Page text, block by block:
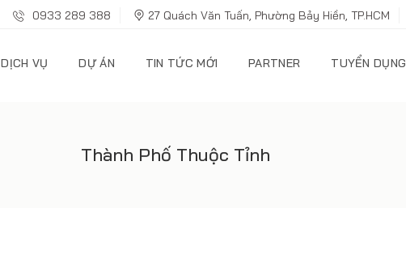
0933 289 388 27 Quách Văn Tuấn, Phường Bảy Hiền, TP.HCM
DỊCH VỤ DỰ ÁN TIN TỨC MỚI PARTNER TUYỂN DỤNG
Thành Phố Thuộc Tỉnh